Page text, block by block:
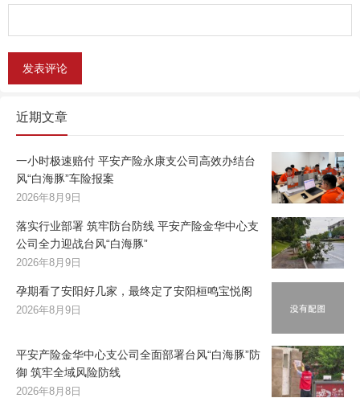
近期文章
一小时极速赔付 平安产险永康支公司高效办结台
风“白海豚”车险报案
2026年8月9日
落实行业部署 筑牢防台防线 平安产险金华中心支
公司全力迎战台风“白海豚”
2026年8月9日
孕期看了安阳好几家，最终定了安阳桓鸣宝悦阁
2026年8月9日
平安产险金华中心支公司全面部署台风“白海豚”防
御 筑牢全域风险防线
2026年8月8日